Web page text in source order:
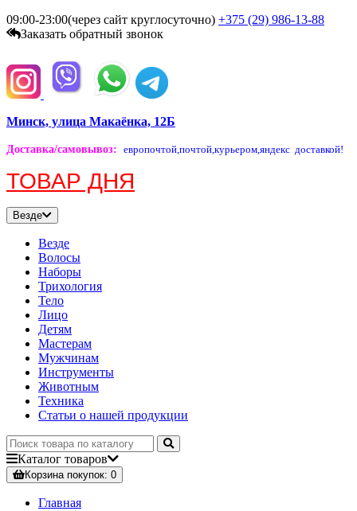
09:00-23:00(через сайт круглосуточно) +375 (29) 986-13-88
Заказать обратный звонок
Минск, улица Макаёнка, 12Б
Доставка/самовывоз: европочтой,почтой,курьером,яндекс доставкой!
ТОВАР ДНЯ
Везде
Везде
Волосы
Наборы
Трихология
Тело
Лицо
Детям
Мастерам
Мужчинам
Инструменты
Животным
Техника
Статьи о нашей продукции
Каталог товаров
Корзинапокупок: 0
Главная